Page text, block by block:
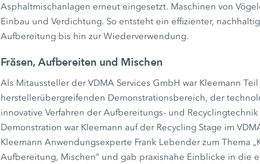
Asphaltmischanlagen erneut eingesetzt. Maschinen von
Einbau und Verdichtung. So entsteht ein effizienter,
Aufbereitung bis hin zur Wiederverwendung.
Fräsen, Aufbereiten und Mischen
Als Mitaussteller der VDMA Services GmbH war Kleemann
herstellerübergreifenden Demonstrationsbereich, der
innovative Verfahren der Aufbereitungs- und
Demonstration war Kleemann auf der Recycling Stage im
Kleemann Anwendungsexperte Frank Lebender zum Thema
Aufbereitung, Mischen“ und gab praxisnahe Einblicke in die